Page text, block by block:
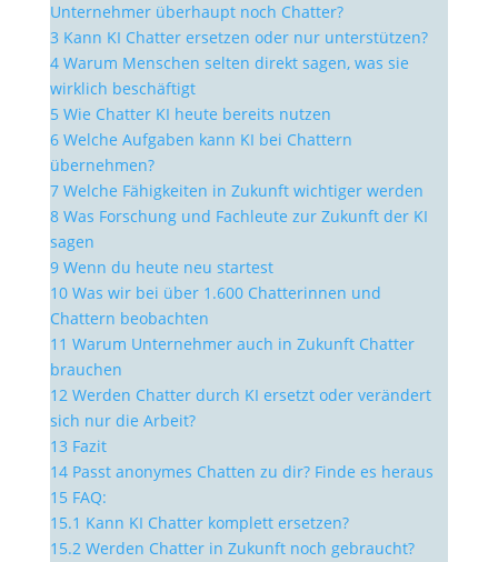
Unternehmer überhaupt noch Chatter?
3 Kann KI Chatter ersetzen oder nur unterstützen?
4 Warum Menschen selten direkt sagen, was sie
wirklich beschäftigt
5 Wie Chatter KI heute bereits nutzen
6 Welche Aufgaben kann KI bei Chattern
übernehmen?
7 Welche Fähigkeiten in Zukunft wichtiger werden
8 Was Forschung und Fachleute zur Zukunft der KI
sagen
9 Wenn du heute neu startest
10 Was wir bei über 1.600 Chatterinnen und
Chattern beobachten
11 Warum Unternehmer auch in Zukunft Chatter
brauchen
12 Werden Chatter durch KI ersetzt oder verändert
sich nur die Arbeit?
13 Fazit
14 Passt anonymes Chatten zu dir? Finde es heraus
15 FAQ:
15.1 Kann KI Chatter komplett ersetzen?
15.2 Werden Chatter in Zukunft noch gebraucht?